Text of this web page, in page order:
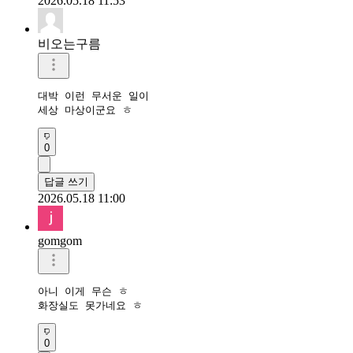
비오는구름
대박 이런 무서운 일이
세상 마상이군요 ㅎ
0
답글 쓰기
2026.05.18 11:00
gomgom
아니 이게 무슨 ㅎ
화장실도 못가네요 ㅎ
0